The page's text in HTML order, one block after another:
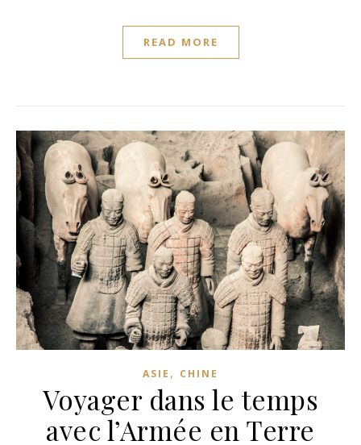
READ MORE
ASIE , CHINE
Voyager dans le temps
avec l’Armée en Terre